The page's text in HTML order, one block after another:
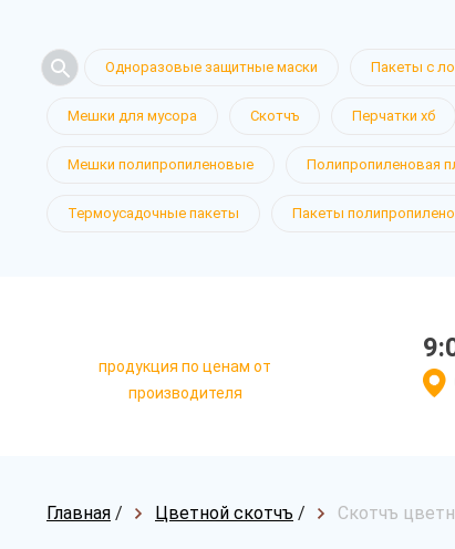
Одноразовые защитные маски Пакеты с
Мешки для мусора Скотчъ Перчатки хб
Мешки полипропиленовые Полипропиленовая
Термоусадочные пакеты Пакеты
продукция по ценам от
производителя
Главная / Цветной скотчъ / Скотчъ